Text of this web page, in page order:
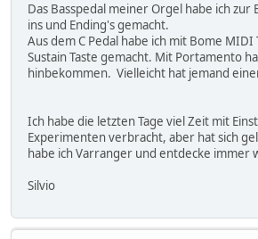
Das Basspedal meiner Orgel habe ich
ins und Ending's gemacht.
Aus dem C Pedal habe ich mit Bome MIDI
Sustain Taste gemacht. Mit Portamento
hinbekommen. Vielleicht hat jemand
Ich habe die letzten Tage viel Zeit mit
Experimenten verbracht, aber hat sich
habe ich Varranger und entdecke immer
Silvio